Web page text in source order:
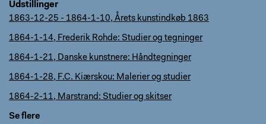
Udstillinger
1863-12-25 - 1864-1-10, Årets kunstindkøb 1863
1864-1-14, Frederik Rohde: Studier og tegninger
1864-1-21, Danske kunstnere: Håndtegninger
1864-1-28, F.C. Kiærskou: Malerier og studier
1864-2-11, Marstrand: Studier og skitser
Se flere